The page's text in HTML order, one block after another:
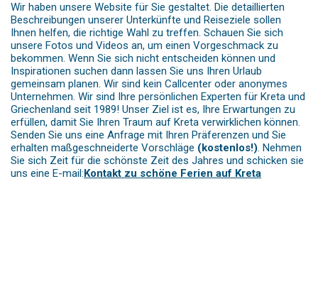
Wir haben unsere Website für Sie gestaltet. Die detaillierten
Beschreibungen unserer Unterkünfte und Reiseziele sollen
Ihnen helfen, die richtige Wahl zu treffen. Schauen Sie sich
unsere Fotos und Videos an, um einen Vorgeschmack zu
bekommen. Wenn Sie sich nicht entscheiden können und
Inspirationen suchen dann lassen Sie uns Ihren Urlaub
gemeinsam planen. Wir sind kein Callcenter oder anonymes
Unternehmen. Wir sind Ihre persönlichen Experten für Kreta und
Griechenland seit 1989! Unser Ziel ist es, Ihre Erwartungen zu
erfüllen, damit Sie Ihren Traum auf Kreta verwirklichen können.
Senden Sie uns eine Anfrage mit Ihren Präferenzen und Sie
erhalten maßgeschneiderte Vorschläge (kostenlos!). Nehmen
Sie sich Zeit für die schönste Zeit des Jahres und schicken sie
uns eine E-mail: Kontakt zu schöne Ferien auf Kreta